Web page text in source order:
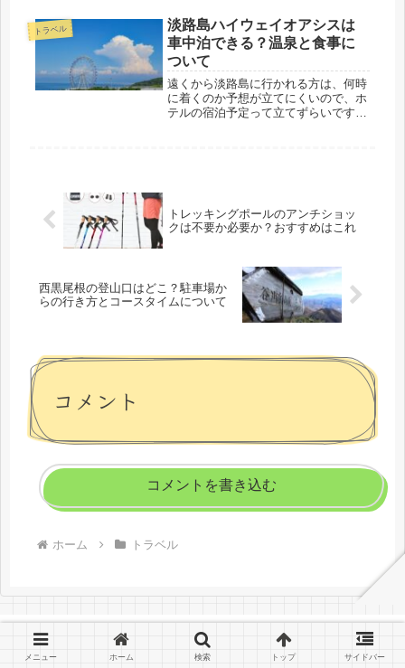
からどうやって行けばいいのか？少し
分かりにくいので、この記事では分か
り...
トラベル
淡路島ハイウェイオアシスは
車中泊できる？温泉と食事に
ついて
遠くから淡路島に行かれる方は、何時
に着くのか予想が立てにくいので、ホ
テルの宿泊予定って立てずらいですよ
トレッキングポールのアンチショッ
クは不要か必要か？おすすめはこれ
西黒尾根の登山口はどこ？駐車場か
らの行き方とコースタイムについて
コメント
コメントを書き込む
ホーム トラベル
メニュー ホーム 検索 トップ サイドバー